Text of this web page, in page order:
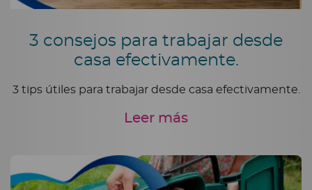
3 consejos para trabajar desde
casa efectivamente.
3 tips útiles para trabajar desde casa efectivamente.
Leer más